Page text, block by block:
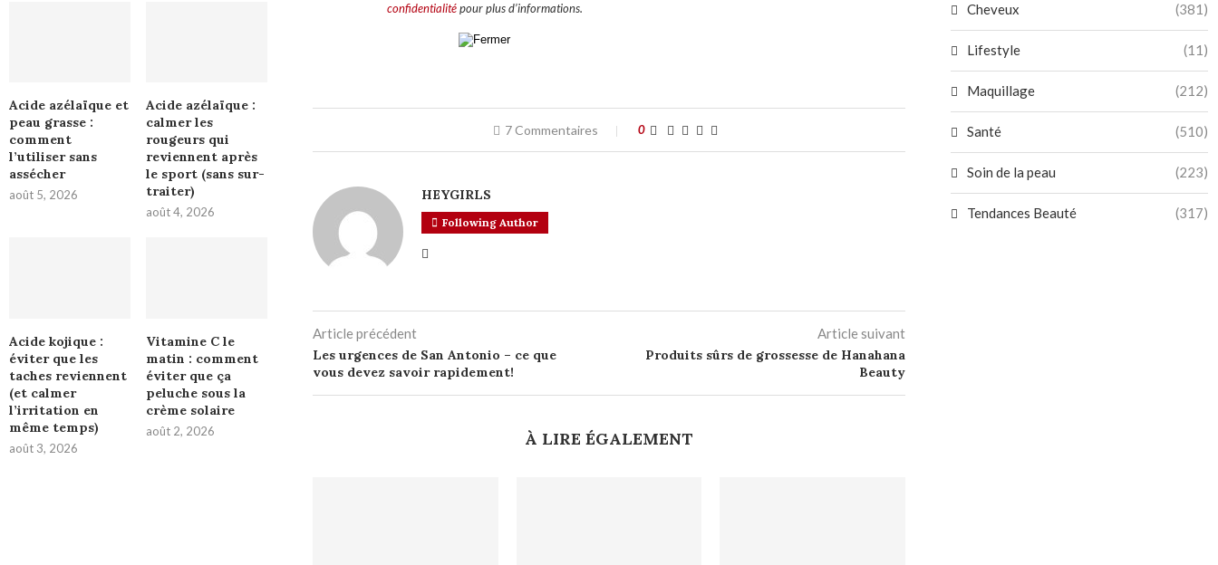
confidentialitépour plus d’informations.
7 Commentaires 0
HEYGIRLS
Following Author
Article précédent
Les urgences de San Antonio – ce que
vous devez savoir rapidement!
Article suivant
Produits sûrs de grossesse de Hanahana
Beauty
À LIRE ÉGALEMENT
Cheveux (381)
Lifestyle (11)
Maquillage (212)
Santé (510)
Soin de la peau (223)
Tendances Beauté (317)
Acide azélaïque et
peau grasse :
comment
l’utiliser sans
assécher
août 5, 2026
Acide azélaïque :
calmer les
rougeurs qui
reviennent après
le sport (sans sur-
traiter)
août 4, 2026
Acide kojique :
éviter que les
taches reviennent
(et calmer
l’irritation en
même temps)
août 3, 2026
Vitamine C le
matin : comment
éviter que ça
peluche sous la
crème solaire
août 2, 2026